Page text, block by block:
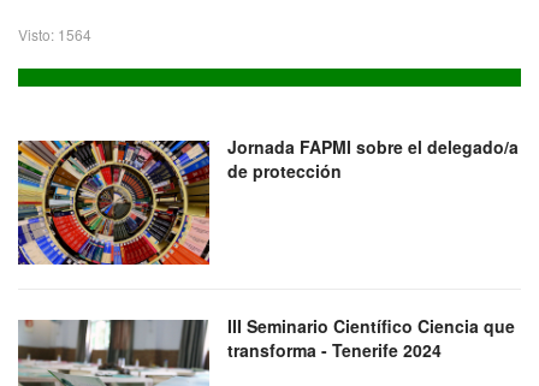
Visto: 1564
Jornada FAPMI sobre el delegado/a
de protección
III Seminario Científico Ciencia que
transforma - Tenerife 2024